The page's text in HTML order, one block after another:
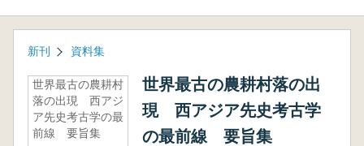
新刊 資料集
世界最古の農耕村
落の出現 西アジ
ア先史考古学の最
前線 要旨集
世界最古の農耕村落の出
現 西アジア先史考古学
の最前線 要旨集